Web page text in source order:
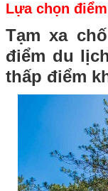
Lựa chọn
Tạm xa
điểm du
thấp điểm